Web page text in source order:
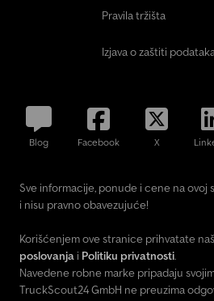
Pravila tržišta
Izjava o zaštiti
Blog Facebook X
Sve informacije, ponude i cene na ovoj
i nisu pravno obavezujuće!
Korišćenjem ove stranice prihvatate
poslovanja i Politiku privatnosti.
Navedene robne marke pripadaju
TruckScout24 GmbH ne preuzima